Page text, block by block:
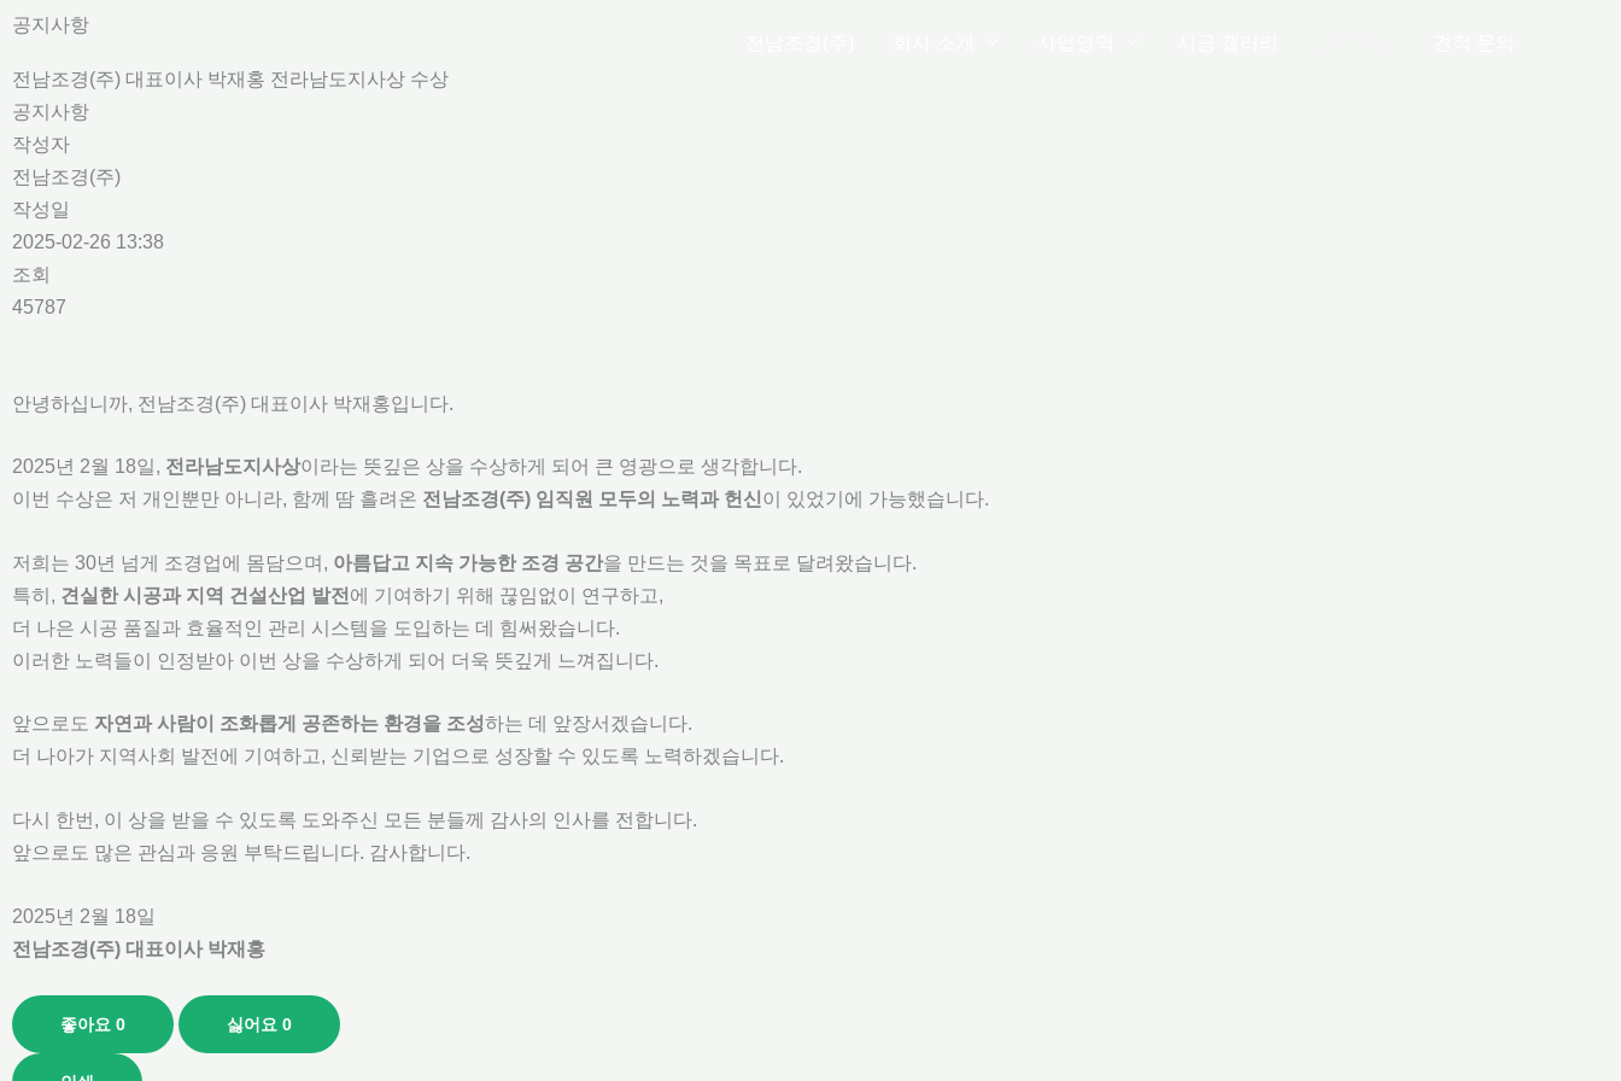
콘
츠
로
건
너
뛰
기
공지사항
전남조경(주) 대표이사 박재홍 전라남도지사상 수상
공지사항
작성자
전남조경(주)
작성일
2025-02-26 13:38
조회
45787
안녕하십니까, 전남조경(주) 대표이사 박재홍입니다.
2025년 2월 18일, 전라남도지사상이라는 뜻깊은 상을 수상하게 되어 큰 영광으로 생각합니다.
이번 수상은 저 개인뿐만 아니라, 함께 땀 흘려온 전남조경(주) 임직원 모두의 노력과 헌신 이 있었기에 가능했습니다.
저희는 30년 넘게 조경업에 몸담으며, 아름답고 지속 가능한 조경 공간을 만드는 것을 목표로 달려왔습니다.
특히, 견실한 시공과 지역 건설산업 발전 에 기여하기 위해 끊임없이 연구하고,
더 나은 시공 품질과 효율적인 관리 시스템을 도입하는 데 힘써왔습니다.
이러한 노력들이 인정받아 이번 상을 수상하게 되어 더욱 뜻깊게 느껴집니다.
앞으로도 자연과 사람이 조화롭게 공존하는 환경을 조성하는 데 앞장서겠습니다.
더 나아가 지역사회 발전에 기여하고, 신뢰받는 기업으로 성장할 수 있도록 노력하겠습니다.
다시 한번, 이 상을 받을 수 있도록 도와주신 모든 분들께 감사의 인사를 전합니다.
앞으로도 많은 관심과 응원 부탁드립니다. 감사합니다.
2025년 2월 18일
전남조경(주) 대표이사 박재홍
좋아요 0 싫어요 0